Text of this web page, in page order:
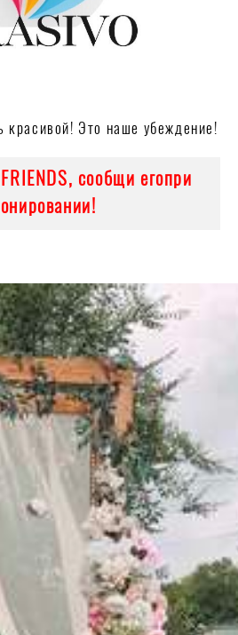
красивой! Это наше убеждение!
сообщи егопри